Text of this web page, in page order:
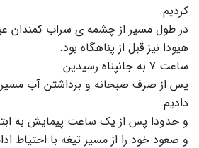
کردیم.
در طول مسیر از چشمه ی سراب کمندان
هیودا نیز قبل از پناهگاه بود.
ساعت ۷ به جانپناه رسیدین
پس از صرف صبحانه و برداشتن آب مسیر
دادیم.
و حدودا پس از یک ساعت پیمایش به
و صعود خود را از مسیر تیغه با احتیاط